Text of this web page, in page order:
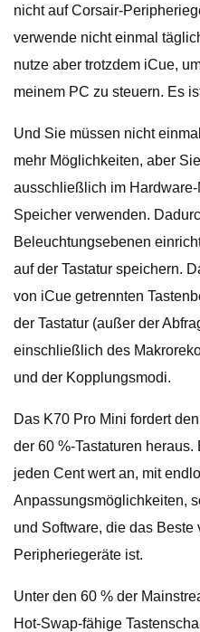
nicht auf Corsair-
verwende nicht einmal
nutze aber trotzdem iCue,
meinem PC zu steuern. Es
Und Sie müssen nicht
mehr Möglichkeiten, aber
ausschließlich im
Speicher verwenden.
Beleuchtungsebenen
auf der Tastatur speichern.
von iCue getrennten
der Tastatur (außer der
einschließlich des
und der Kopplungsmodi.
Das K70 Pro Mini fordert
der 60 %-Tastaturen
jeden Cent wert an, mit
Anpassungsmöglichkeiten,
und Software, die das Beste
Peripheriegeräte ist.
Unter den 60 % der
Hot-Swap-fähige